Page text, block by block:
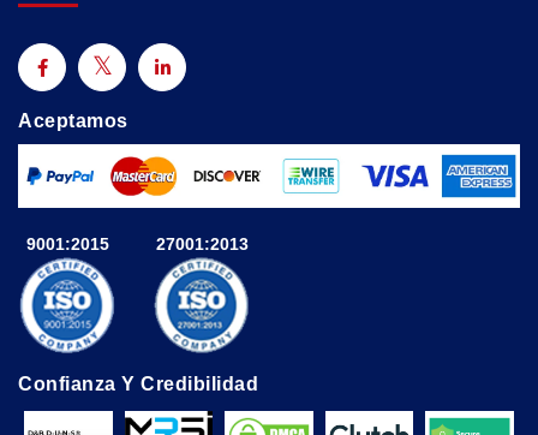
Aceptamos
9001:2015 27001:2013
Confianza Y Credibilidad